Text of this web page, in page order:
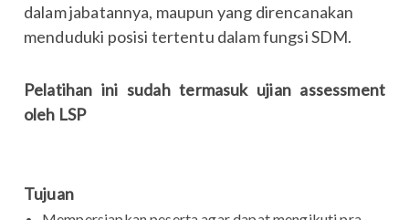
dalam jabatannya, maupun yang direncanakan
menduduki posisi tertentu dalam fungsi SDM.
Pelatihan ini sudah termasuk ujian assessment
oleh LSP
Tujuan